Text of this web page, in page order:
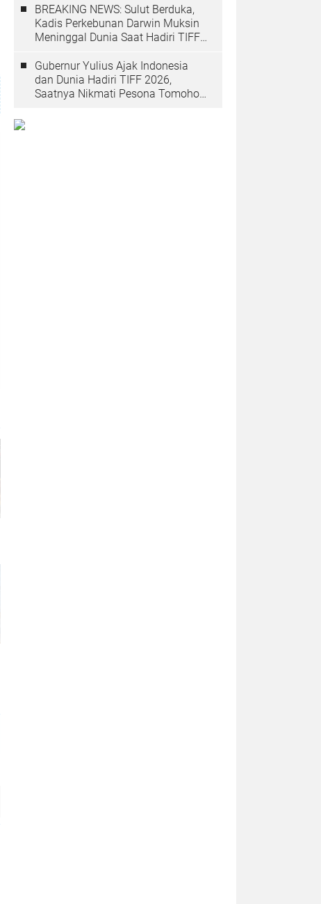
BREAKING NEWS: Sulut Berduka,
Kadis Perkebunan Darwin Muksin
Meninggal Dunia Saat Hadiri TIFF
Gubernur Yulius Ajak Indonesia
dan Dunia Hadiri TIFF 2026,
Saatnya Nikmati Pesona Tomohon